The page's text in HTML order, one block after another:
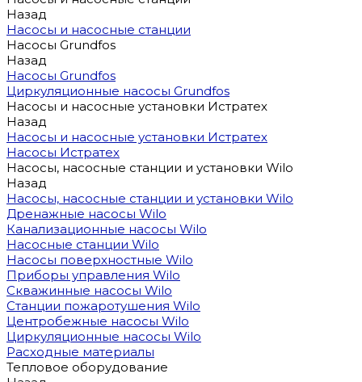
Назад
Насосы и насосные станции
Насосы Grundfos
Назад
Насосы Grundfos
Циркуляционные насосы Grundfos
Насосы и насосные установки Истратех
Назад
Насосы и насосные установки Истратех
Насосы Истратех
Насосы, насосные станции и установки Wilo
Назад
Насосы, насосные станции и установки Wilo
Дренажные насосы Wilo
Канализационные насосы Wilo
Насосные станции Wilo
Насосы поверхностные Wilo
Приборы управления Wilo
Скважинные насосы Wilo
Станции пожаротушения Wilo
Центробежные насосы Wilo
Циркуляционные насосы Wilo
Расходные материалы
Тепловое оборудование